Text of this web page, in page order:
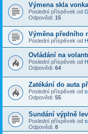
Výmena skla
Poslední příspěvek od
Odpovědi: 15
Výměna předního
Poslední příspěvek od
Ovládání na
Poslední příspěvek od
Odpovědi: 64
Zatékání do auta
Poslední příspěvek od
Odpovědi: 55
Sundání výplně
Poslední příspěvek od
Odpovědi: 8